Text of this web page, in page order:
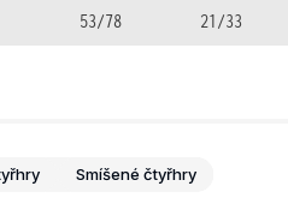
53/78 21/33
Smíšené čtyřhry